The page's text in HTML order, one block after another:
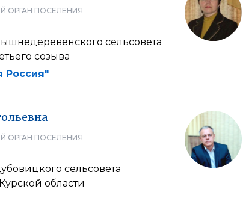
ОРГАН ПОСЕЛЕНИЯ
сельсовета
созыва
Россия"
ОРГАН ПОСЕЛЕНИЯ
сельсовета
области